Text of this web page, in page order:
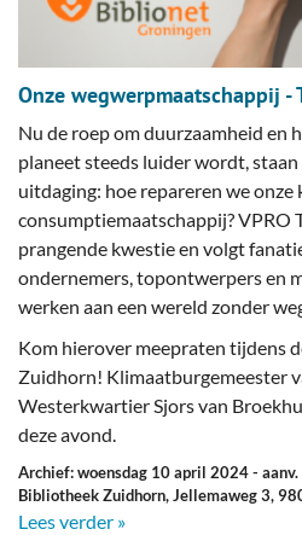
Onze wegwerpmaatschappij -
Nu de roep om duurzaamheid en
planeet steeds luider wordt,
uitdaging: hoe repareren we onze
consumptiemaatschappij? VPRO
prangende kwestie en volgt
ondernemers, topontwerpers en
werken aan een wereld zonder
Kom hierover meepraten tijdens
Zuidhorn! Klimaatburgemeester
Westerkwartier Sjors van
deze avond.
Archief: woensdag 10 april 2024-
Bibliotheek Zuidhorn, Jellemaweg 3,
Lees verder »